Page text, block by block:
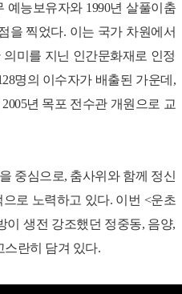
예능보유자와 1990년 살풀이춤
을 찍었다. 이는 국가 차원에서
미를 지닌 인간문화재로 인정
명의 이수자가 배출된 가운데,
년 목포 전수관 개원으로 교
중심으로, 춤사위와 함께 정신
로 노력하고 있다. 이번 <운초
이 생전 강조했던 정중동, 음양,
란히 담겨 있다.